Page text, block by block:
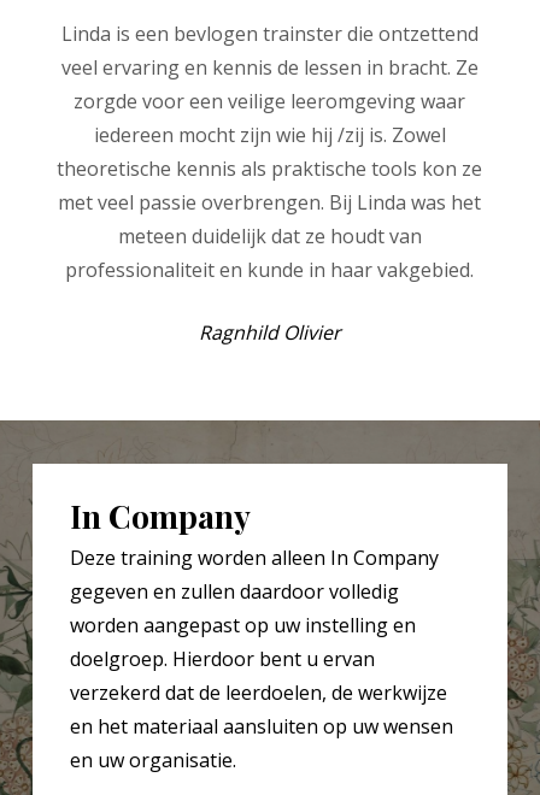
Linda is een bevlogen trainster die ontzettend
veel ervaring en kennis de lessen in bracht. Ze
zorgde voor een veilige leeromgeving waar
iedereen mocht zijn wie hij /zij is. Zowel
theoretische kennis als praktische tools kon ze
met veel passie overbrengen. Bij Linda was het
meteen duidelijk dat ze houdt van
professionaliteit en kunde in haar vakgebied.
Ragnhild Olivier
In Company
Deze training worden alleen In Company
gegeven en zullen daardoor volledig
worden aangepast op uw instelling en
doelgroep. Hierdoor bent u ervan
verzekerd dat de leerdoelen, de werkwijze
en het materiaal aansluiten op uw wensen
en uw organisatie.